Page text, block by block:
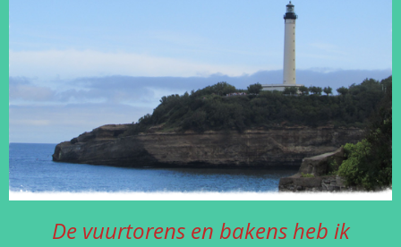
De vuurtorens en bakens heb ik